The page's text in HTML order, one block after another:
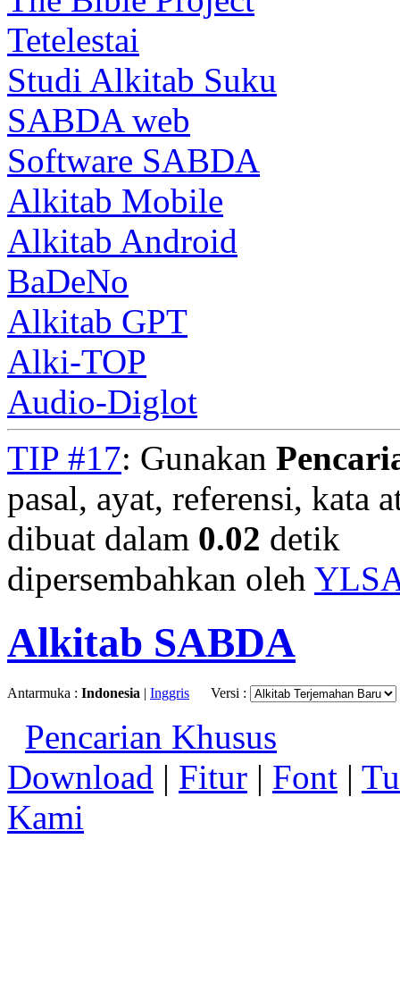
Tetelestai
Studi Alkitab Suku
SABDA web
Software SABDA
Alkitab Mobile
Alkitab Android
BaDeNo
Alkitab GPT
Alki-TOP
Audio-Diglot
TIP #17: Gunakan
pasal, ayat, referensi, kata
dibuat dalam 0.02 detik
dipersembahkan oleh
Alkitab SABDA
Antarmuka : Indonesia | Inggris Versi :
Pencarian Khusus
Download | Fitur | Font |
Kami